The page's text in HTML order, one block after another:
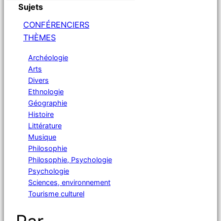
Sujets
CONFÉRENCIERS
THÈMES
Archéologie
Arts
Divers
Ethnologie
Géographie
Histoire
Littérature
Musique
Philosophie
Philosophie, Psychologie
Psychologie
Sciences, environnement
Tourisme culturel